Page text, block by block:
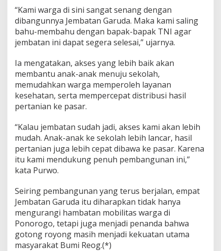
“Kami warga di sini sangat senang dengan
dibangunnya Jembatan Garuda. Maka kami saling
bahu-membahu dengan bapak-bapak TNI agar
jembatan ini dapat segera selesai,” ujarnya.
Ia mengatakan, akses yang lebih baik akan
membantu anak-anak menuju sekolah,
memudahkan warga memperoleh layanan
kesehatan, serta mempercepat distribusi hasil
pertanian ke pasar.
“Kalau jembatan sudah jadi, akses kami akan lebih
mudah. Anak-anak ke sekolah lebih lancar, hasil
pertanian juga lebih cepat dibawa ke pasar. Karena
itu kami mendukung penuh pembangunan ini,”
kata Purwo.
Seiring pembangunan yang terus berjalan, empat
Jembatan Garuda itu diharapkan tidak hanya
mengurangi hambatan mobilitas warga di
Ponorogo, tetapi juga menjadi penanda bahwa
gotong royong masih menjadi kekuatan utama
masyarakat Bumi Reog.(*)